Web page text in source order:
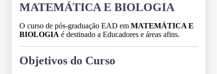
MATEMÁTICA E BIOLOGIA
O curso de pós-graduação EAD em MATEMÁTICA E
BIOLOGIA é destinado a Educadores e áreas afins.
Objetivos do Curso